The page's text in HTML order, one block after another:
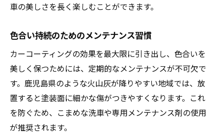
車の美しさを長く楽しむことができます。
色合い持続のためのメンテナンス習慣
カーコーティングの効果を最大限に引き出し、色合いを
美しく保つためには、定期的なメンテナンスが不可欠で
す。鹿児島県のような火山灰が降りやすい地域では、放
置すると塗装面に細かな傷がつきやすくなります。これ
を防ぐため、こまめな洗車や専用メンテナンス剤の使用
が推奨されます。